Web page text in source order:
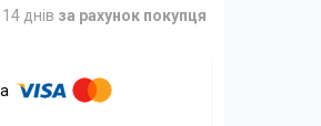
днів за рахунок покупця